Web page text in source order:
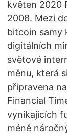
květen 2020
2008. Mezi
bitcoin samy
digitálních
světové
měnu, která
připravena
Financial
vynikajících
méně